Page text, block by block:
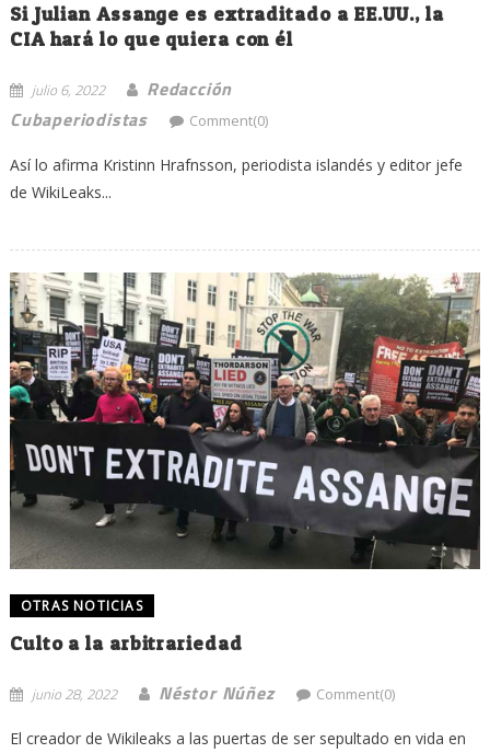
Si Julian Assange es extraditado a EE.UU., la
CIA hará lo que quiera con él
julio 6, 2022
Redacción
Cubaperiodistas
Comment(0)
Así lo afirma Kristinn Hrafnsson, periodista islandés y editor jefe
de WikiLeaks...
OTRAS NOTICIAS
Culto a la arbitrariedad
junio 28, 2022 Néstor Núñez Comment(0)
El creador de Wikileaks a las puertas de ser sepultado en vida en